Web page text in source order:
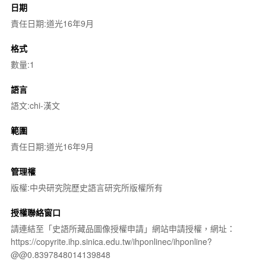
日期
責任日期:道光16年9月
格式
數量:1
語言
語文:chi-漢文
範圍
責任日期:道光16年9月
管理權
版權:中央研究院歷史語言研究所版權所有
授權聯絡窗口
請連結至「史語所藏品圖像授權申請」網站申請授權，網址：
https://copyrite.ihp.sinica.edu.tw/ihponlinec/ihponline?
@@0.8397848014139848